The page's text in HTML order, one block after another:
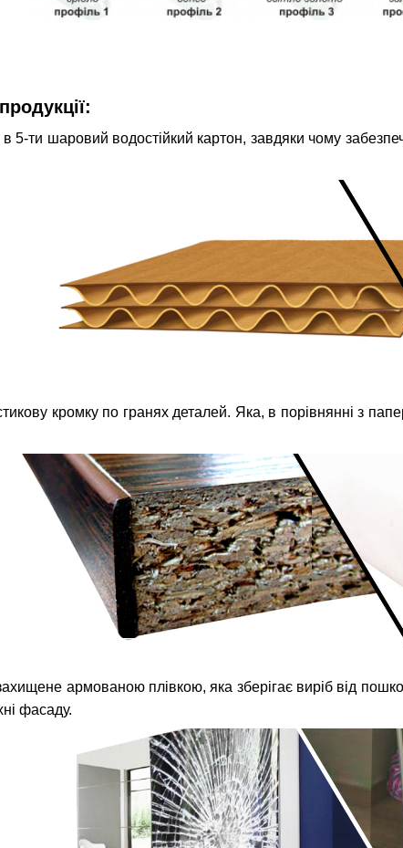
ти шаровий водостійкий картон, завдяки чому
кромку по гранях деталей. Яка, в порівнянні з
армованою плівкою, яка зберігає виріб від
фасаду.